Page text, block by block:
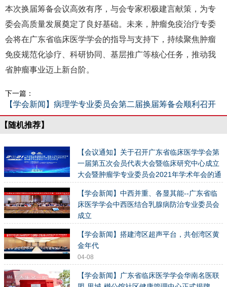
本次换届筹备会议高效有序，与会专家积极建言献策，为专
委会高质量发展奠定了良好基础。未来，肿瘤免疫治疗专委
会将在广东省临床医学学会的指导与支持下，持续聚焦肿瘤
免疫规范化诊疗、科研协同、基层推广等核心任务，推动我
省肿瘤事业迈上新台阶。
下一篇：
【学会新闻】病理学专业委员会第二届换届筹备会顺利召开
【随机推荐】
【会议通知】关于召开广东省临床医学学会第
一届第五次会员代表大会暨临床研究中心成立
大会暨肿瘤学专业委员会2021年学术年会的通
05-21
【学会新闻】中西并重、各显其能--广东省临
床医学学会中西医结合乳腺病防治专业委员会
成立
11-24
【学会新闻】搭建湾区超声平台，共创湾区黄
金年代
04-08
【学会新闻】广东省临床医学学会华南名医联